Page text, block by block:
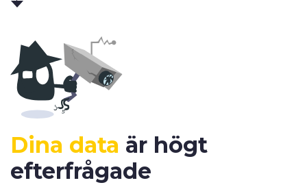
Dina data är högt
efterfrågade